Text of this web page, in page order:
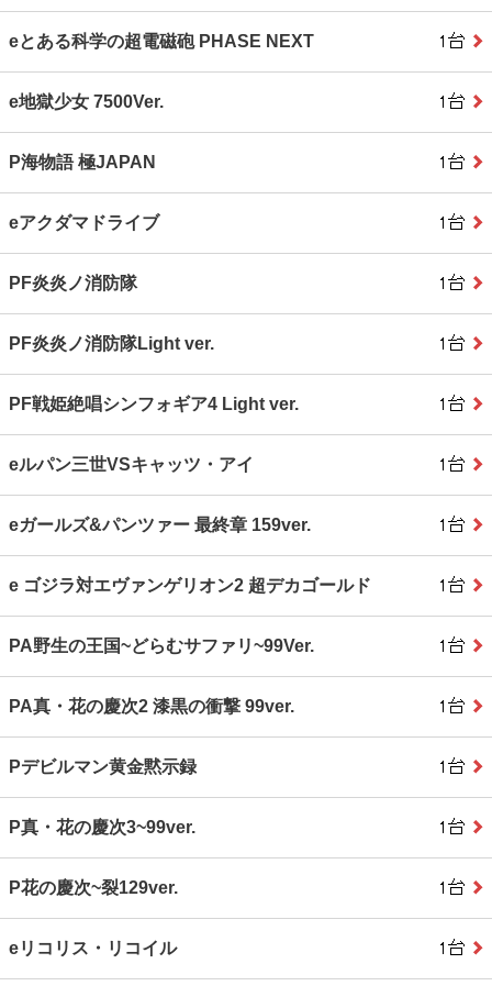
eとある科学の超電磁砲 PHASE NEXT
e地獄少女 7500Ver.
P海物語 極JAPAN
eアクダマドライブ
PF炎炎ノ消防隊
PF炎炎ノ消防隊Light ver.
PF戦姫絶唱シンフォギア4 Light ver.
eルパン三世VSキャッツ・アイ
eガールズ&パンツァー 最終章 159ver.
e ゴジラ対エヴァンゲリオン2 超デカゴールド
PA野生の王国~どらむサファリ~99Ver.
PA真・花の慶次2 漆黒の衝撃 99ver.
Pデビルマン黄金黙示録
P真・花の慶次3~99ver.
P花の慶次~裂129ver.
eリコリス・リコイル